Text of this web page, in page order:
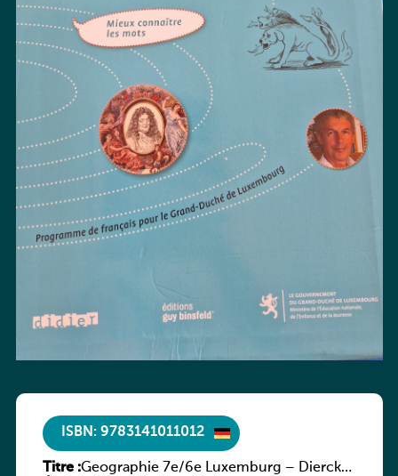
ISBN: 9783141011012
Titre :Geographie 7e/6e Luxemburg – Diercke